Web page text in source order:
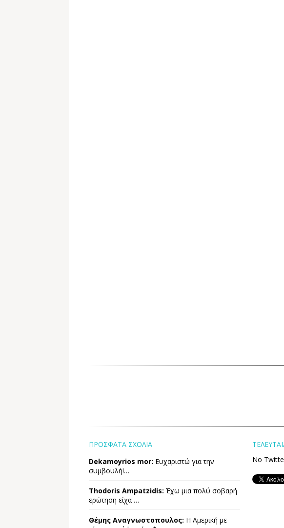
ΠΡΟΣΦΑΤΑ ΣΧΟΛΙΑ
Dekamoyrios mor: Ευχαριστώ για την
συμβουλή!…
Thodoris Ampatzidis: Έχω μια πολύ σοβαρή
ερώτηση είχα …
Θέμης Αναγνωστοπουλος: Η Αμερική με
No